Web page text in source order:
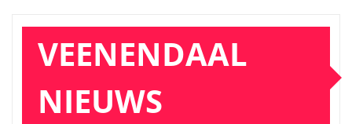
VEENENDAAL
NIEUWS